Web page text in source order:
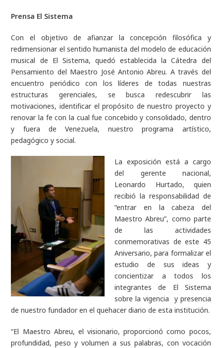
Prensa El Sistema
Con el objetivo de afianzar la concepción filosófica y
redimensionar el sentido humanista del modelo de educación
musical de El Sistema, quedó establecida la Cátedra del
Pensamiento del Maestro José Antonio Abreu. A través del
encuentro periódico con los líderes de todas nuestras
estructuras gerenciales, se busca redescubrir las
motivaciones, identificar el propósito de nuestro proyecto y
renovar la fe con la cual fue concebido y consolidado, dentro
y fuera de Venezuela, nuestro programa artístico,
pedagógico y social.
La exposición está a cargo
del gerente nacional,
Leonardo Hurtado, quien
recibió la responsabilidad de
“entrar en la cabeza del
Maestro Abreu”, como parte
de las actividades
conmemorativas de este 45
Aniversario, para formalizar el
estudio de sus ideas y
concientizar a todos los
integrantes de El Sistema
sobre la vigencia y presencia
de nuestro fundador en el quehacer diario de esta institución.
“El Maestro Abreu, el visionario, proporcionó como pocos,
profundidad, peso y volumen a sus palabras, con vocación